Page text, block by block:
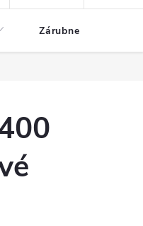
Zárubne